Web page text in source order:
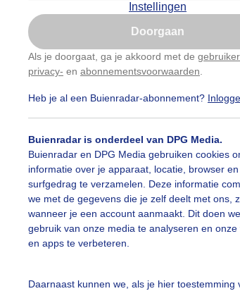
Instellingen
Doorgaan
Als je doorgaat, ga je akkoord met de
privacy- en abonnementsvoorwaarden
Heb je al een Buienradar-abonnement?
Buienradar is onderdeel van DPG Media.
Buienradar en DPG Media gebruiken cookies
informatie over je apparaat, locatie, browser en
surfgedrag te verzamelen. Deze informatie
we met de gegevens die je zelf deelt met ons,
wanneer je een account aanmaakt. Dit doen
gebruik van onze media te analyseren en onze
en apps te verbeteren.
Daarnaast kunnen we, als je hier toestemming
van een prachtige sterrenhemel
Is goed, toon de popup
Nu niet, misschien later
Gebruik je Safari en wil je niet elke dag
Klikhierom dit aan te passen